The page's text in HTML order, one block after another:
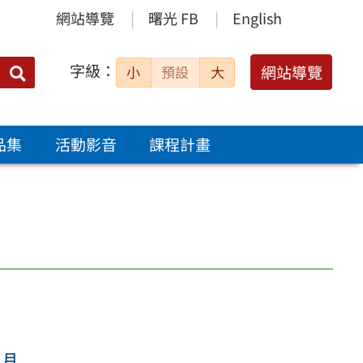
網站導覽 曙光 FB English
搜
字級： 小 預設 大 網站導覽
集 活動影音
課程計畫